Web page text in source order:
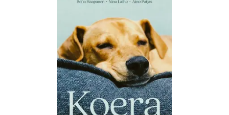
Filoloogia (121)
Filosoofia (146)
Geograafia (65)
Haridus (20)
Ilukirjandus (4257)
Juhtimine (23)
Kodu ja aed (38)
Krimi ja põnevik (1285)